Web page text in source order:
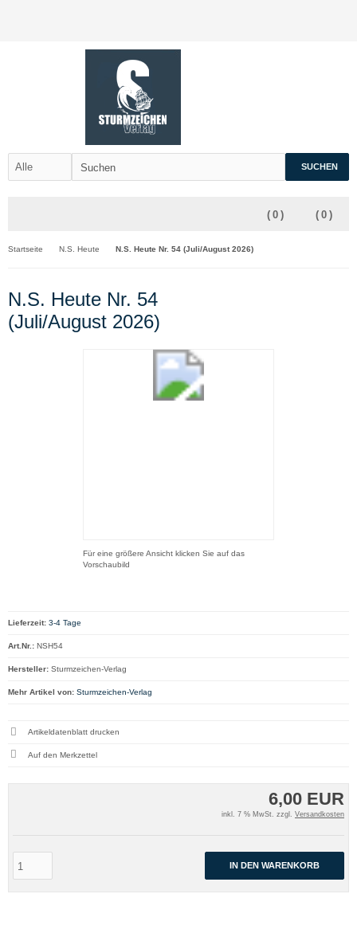
SUCHEN
( 0 )
( 0 )
Startseite N.S. Heute N.S. Heute Nr. 54 (Juli/August 2026)
N.S. Heute Nr. 54
(Juli/August 2026)
Für eine größere Ansicht klicken Sie auf das
Vorschaubild
6,00 EUR
inkl. 7 % MwSt. zzgl. Versandkosten
IN DEN WARENKORB
Lieferzeit: 3-4 Tage
Art.Nr.: NSH54
Hersteller: Sturmzeichen-Verlag
Mehr Artikel von: Sturmzeichen-Verlag
Artikeldatenblatt drucken